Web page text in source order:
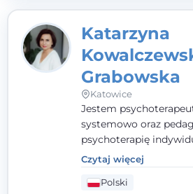
Katarzyna
Grabowska
Katowice
Jestem
systemowo oraz
psychoterapię
par, małżeństw i
człowieka
relacji z rodziną, pracą
Czytaj więcej
Polski